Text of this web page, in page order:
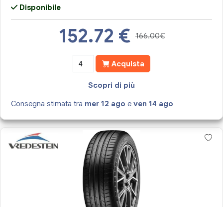
Disponibile
152.72 € 166.00€
Acquista
Scopri di più
Consegna stimata tra mer 12 ago even 14 ago